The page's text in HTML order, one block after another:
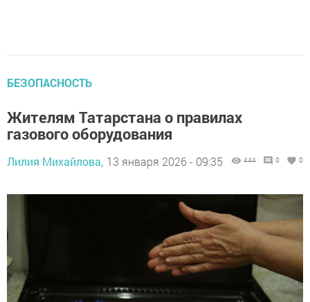
БЕЗОПАСНОСТЬ
Жителям Татарстана о правилах
газового оборудования
Лилия Михайлова, 13 января 2026 - 09:35 444 0 0